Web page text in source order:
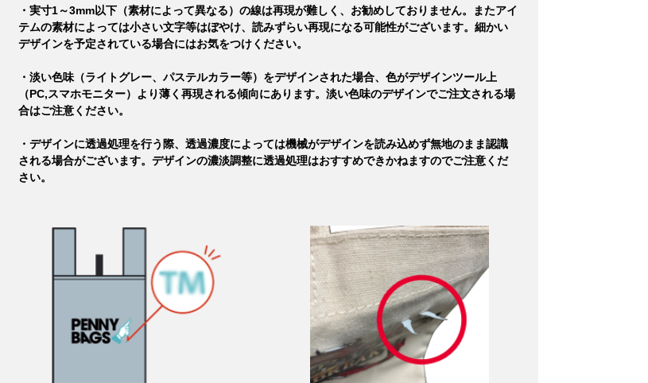
・実寸1～3mm以下（素材によって異なる）の線は再現が難しく、お勧めしておりません。またアイ
テムの素材によっては小さい文字等はぼやけ、読みずらい再現になる可能性がございます。細かい
デザインを予定されている場合にはお気をつけください。
・淡い色味（ライトグレー、パステルカラー等）をデザインされた場合、色がデザインツール上
（PC,スマホモニター）より薄く再現される傾向にあります。淡い色味のデザインでご注文される場
合はご注意ください。
・デザインに透過処理を行う際、透過濃度によっては機械がデザインを読み込めず無地のまま認識
される場合がございます。デザインの濃淡調整に透過処理はおすすめできかねますのでご注意くだ
さい。